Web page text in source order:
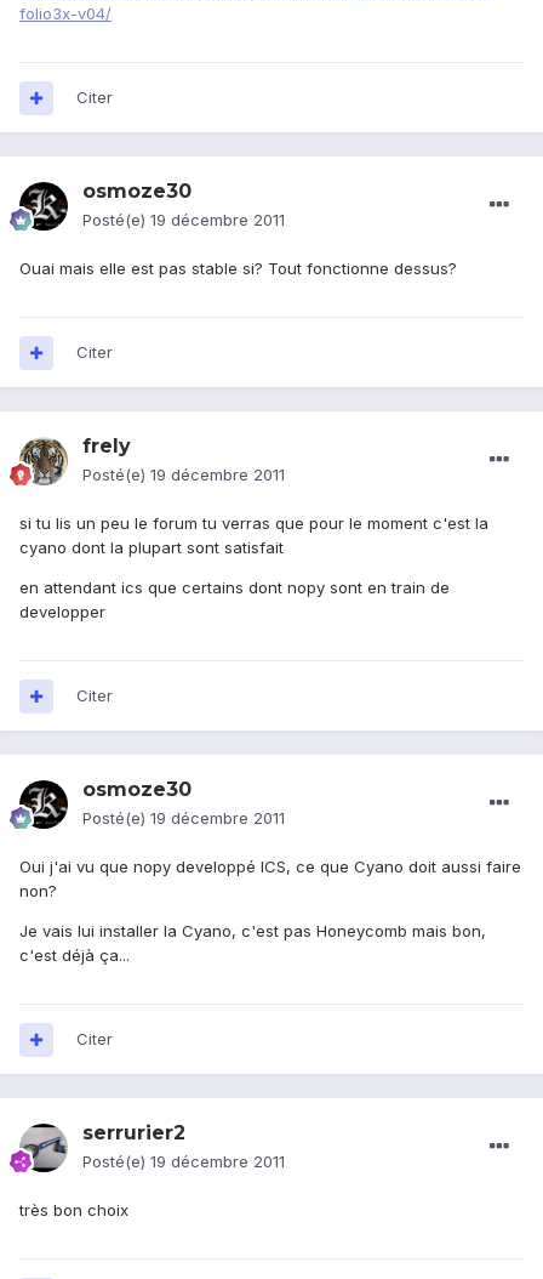
folio3x-v04/
Citer
osmoze30
Posté(e) 19 décembre 2011
Ouai mais elle est pas stable si? Tout fonctionne dessus?
Citer
frely
Posté(e) 19 décembre 2011
si tu lis un peu le forum tu verras que pour le moment c'est la
cyano dont la plupart sont satisfait
en attendant ics que certains dont nopy sont en train de
developper
Citer
osmoze30
Posté(e) 19 décembre 2011
Oui j'ai vu que nopy developpé ICS, ce que Cyano doit aussi faire
non?
Je vais lui installer la Cyano, c'est pas Honeycomb mais bon,
c'est déjà ça...
Citer
serrurier2
Posté(e) 19 décembre 2011
très bon choix